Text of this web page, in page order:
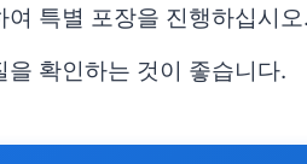
특별 포장을 진행하십시오.
확인하는 것이 좋습니다.